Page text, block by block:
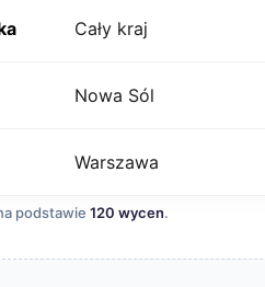
Cały kraj
Nowa Sól
Warszawa
podstawie 120 wycen.